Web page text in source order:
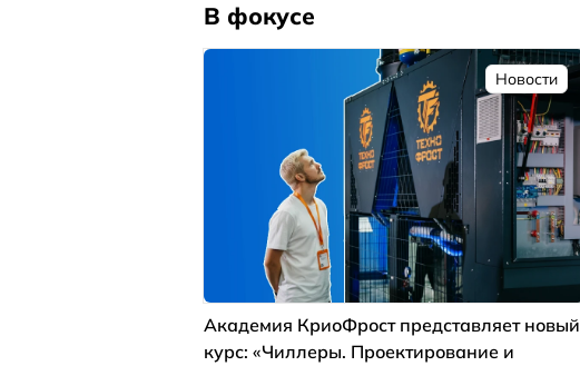
В фокусе
Новости
Академия КриоФрост представляет новый
курс: «Чиллеры. Проектирование и